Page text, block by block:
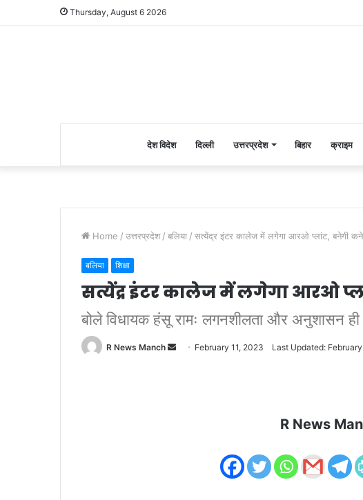
Thursday, August 6 2026
देश विदेश दिल्ली उत्तरप्रदेश बिहार क्राइम
Home / उत्तरप्रदेश / बलिया / सत्येंद्र इंटर कालेज में लगेगा आरओ प्लांट, बनेगी
बलिया शिक्षा
सत्येंद्र इंटर कालेज में लगेगा आरओ
बोले विधायक हंसू रामः लगनशीलता और अनुशासन
R News Manch
Send February 11, 2023 Last Updated:
R News